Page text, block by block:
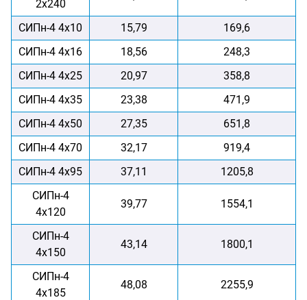
2х240
СИПн-4 4х10 15,79
169,6
СИПн-4 4х16
18,56
248,3
СИПн-4 4х25
20,97
358,8
СИПн-4 4х35
23,38
471,9
СИПн-4 4х50
27,35
651,8
СИПн-4 4х70
32,17
919,4
СИПн-4 4х95
37,11
1205,8
СИПн-4
4х120
39,77 1554,1
СИПн-4
4х150
43,14 1800,1
СИПн-4
4х185
48,08 2255,9